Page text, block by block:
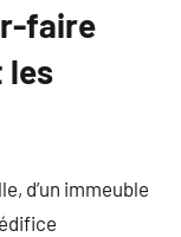
faire
les
d’un immeuble